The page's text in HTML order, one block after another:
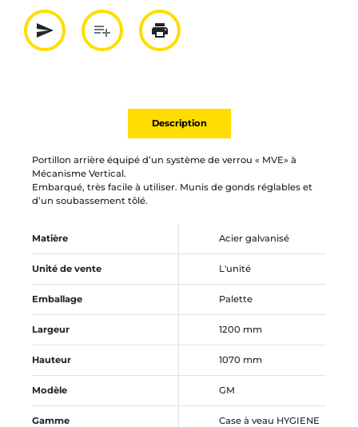
send
Partager par mail
playlist_add
Ajouter à la liste
print
Imprimer
Description
Portillon arrière équipé d’un système de verrou « MVE» à
Mécanisme Vertical.
Embarqué, très facile à utiliser. Munis de gonds réglables et
d’un soubassement tôlé.
Matière Acier galvanisé
Unité de vente L'unité
Emballage Palette
Largeur 1200 mm
Hauteur 1070 mm
Modèle GM
Gamme
Case à veau HYGIENE